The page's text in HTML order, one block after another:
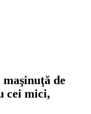
de
cei mici,